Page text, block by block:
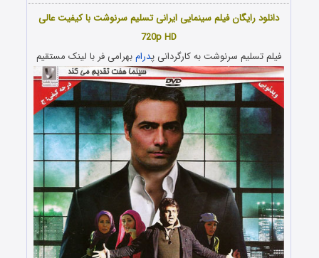
دانلود رایگان فیلم سینمایی ایرانی تسلیم سرنوشت با کیفیت عالی
720p HD
فیلم تسلیم سرنوشت به کارگردانی پدرامبهرامی فر با لینک مستقیم